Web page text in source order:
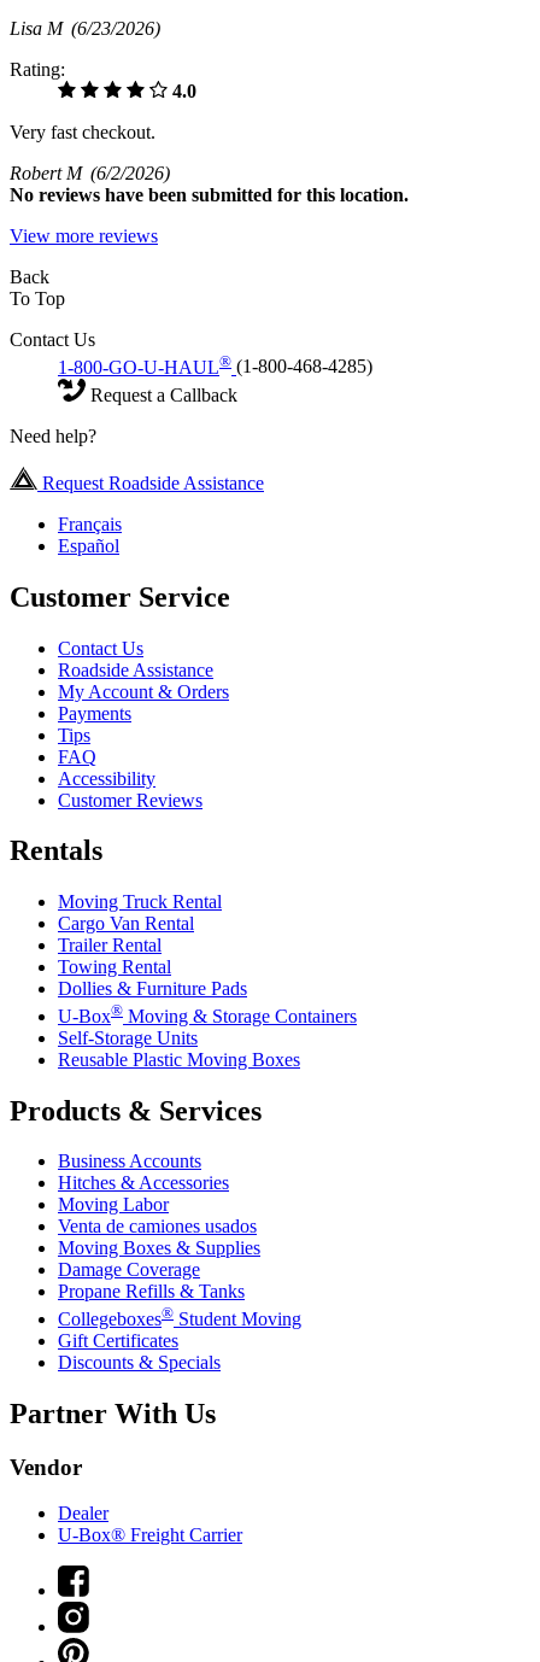
Lisa M (6/23/2026)
Rating:
4.0
Very fast checkout.
Robert M (6/2/2026)
No reviews have been submitted for this location.
View more reviews
Back
To Top
Contact Us
1-800-GO-U-HAUL® (1-800-468-4285)
Request a Callback
Need help?
Request Roadside Assistance
Français
Español
Customer Service
Contact Us
Roadside Assistance
My Account & Orders
Payments
Tips
FAQ
Accessibility
Customer Reviews
Rentals
Moving Truck Rental
Cargo Van Rental
Trailer Rental
Towing Rental
Dollies & Furniture Pads
U-Box® Moving & Storage Containers
Self-Storage Units
Reusable Plastic Moving Boxes
Products & Services
Business Accounts
Hitches & Accessories
Moving Labor
Venta de camiones usados
Moving Boxes & Supplies
Damage Coverage
Propane Refills & Tanks
Collegeboxes® Student Moving
Gift Certificates
Discounts & Specials
Partner With Us
Vendor
Dealer
U-Box® Freight Carrier